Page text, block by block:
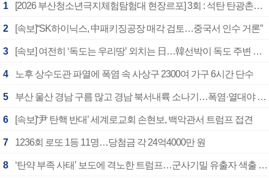
1 [2026 부산청소년극지체험탐험대 현장르포] 3회 : 석탄 탄광촌에서 북극 연구의 중심지로
2 [속보]“SK하이닉스, 中패키징공장 매각 검토…중국서 인수 거론”
3 [속보] 여전히 ‘독도는 우리땅’ 외치는 日…韓선박이 독도 주변 해양조사 활동하자 반발
4 노후 상수도관 파열에 폭염 속 사상구 2300여 가구 6시간 단수
5 부산 울산 경남 구름 많고 경남 북서내륙 소나기…폭염·열대야 계속
6 [속보]‘尹 탄핵 반대’ 세계로교회 손현보, 백악관서 트럼프 접견
7 1236회 로또 1등 11명…당첨금 각 24억4000만 원
8 ‘탄약 부족 사태’ 보도에 격노한 트럼프…군사기밀 유출자 색출 지시